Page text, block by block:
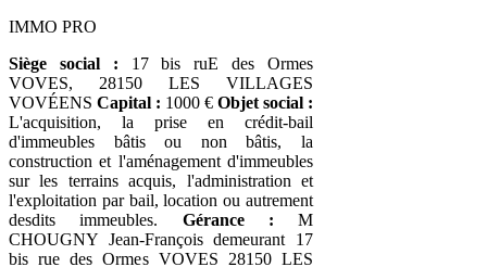
IMMO PRO
Siège social : 17 bis ruE des Ormes
VOVES, 28150 LES VILLAGES
VOVÉENS Capital : 1000 € Objet social :
L'acquisition, la prise en crédit-bail
d'immeubles bâtis ou non bâtis, la
construction et l'aménagement d'immeubles
sur les terrains acquis, l'administration et
l'exploitation par bail, location ou autrement
desdits immeubles. Gérance : M
CHOUGNY Jean-François demeurant 17
bis rue des Ormes VOVES 28150 LES